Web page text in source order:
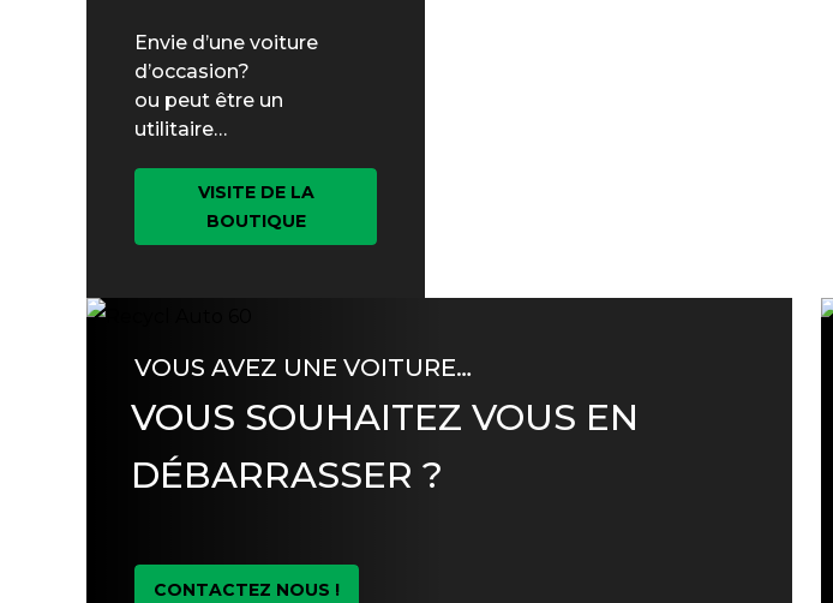
Envie d’une voiture
d’occasion?
ou peut être un
utilitaire…
VISITE DE LA
BOUTIQUE
VOUS AVEZ UNE VOITURE…
VOUS SOUHAITEZ VOUS EN
DÉBARRASSER ?
CONTACTEZ NOUS !